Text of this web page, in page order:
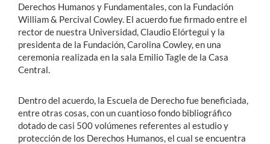
Derechos Humanos y Fundamentales, con la Fundación
William & Percival Cowley. El acuerdo fue firmado entre el
rector de nuestra Universidad, Claudio Elórtegui y la
presidenta de la Fundación, Carolina Cowley, en una
ceremonia realizada en la sala Emilio Tagle de la Casa
Central.
Dentro del acuerdo, la Escuela de Derecho fue beneficiada,
entre otras cosas, con un cuantioso fondo bibliográfico
dotado de casi 500 volúmenes referentes al estudio y
protección de los Derechos Humanos, el cual se encuentra